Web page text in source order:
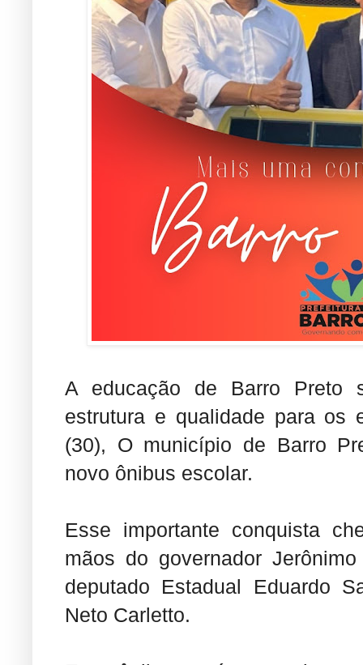
A educação de Barro Preto
estrutura e qualidade para os
(30), O município de Barro
novo ônibus escolar.
Esse importante conquista
mãos do governador
deputado Estadual Eduardo
Neto Carletto.